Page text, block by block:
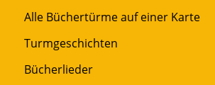
Alle Büchertürme auf einer Karte
Turmgeschichten
Bücherlieder